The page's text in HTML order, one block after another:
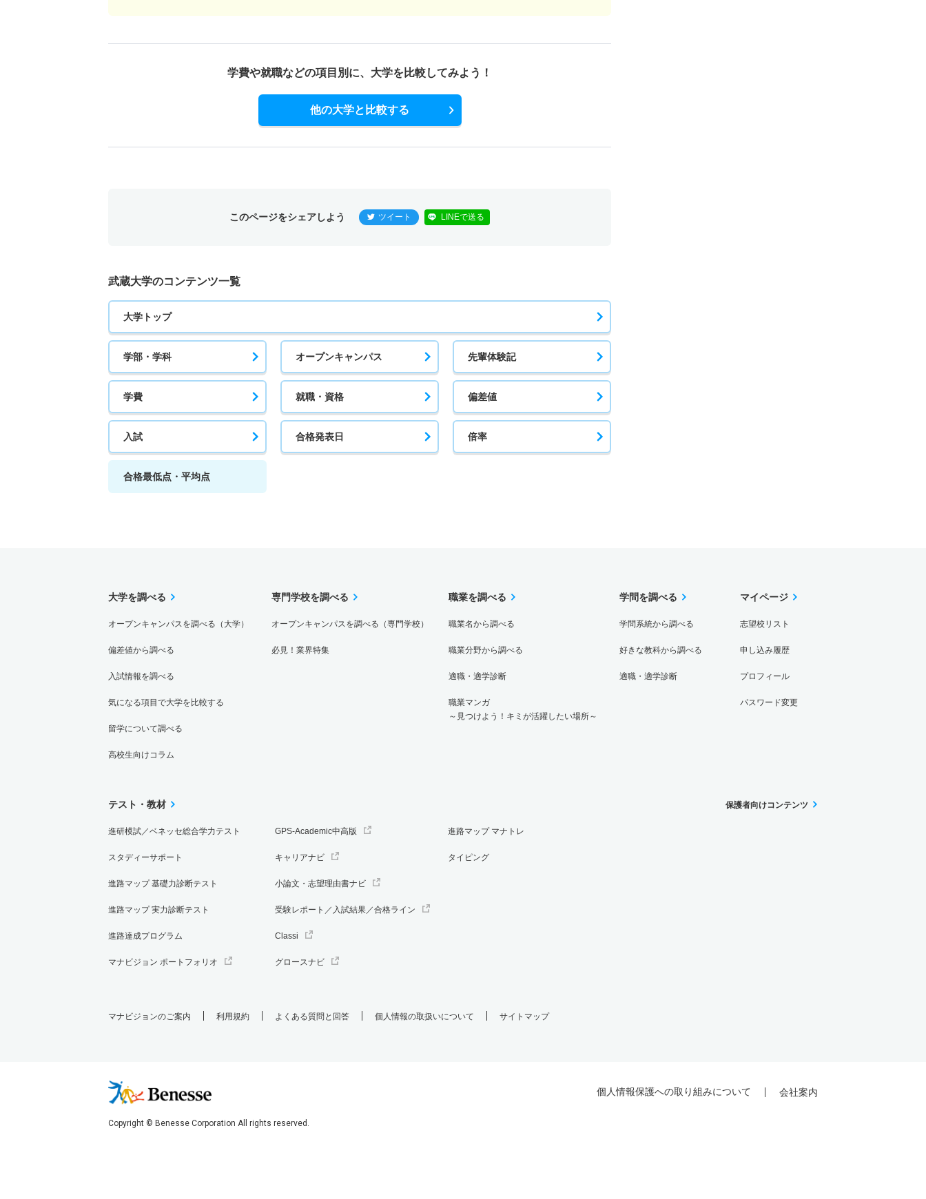
学費や就職などの項目別に、 大学を比較してみよう！
他の大学と比較する
このページをシェアしよう ツイート LINEで送る
武蔵大学のコンテンツ一覧
大学トップ
学部・学科 オープンキャンパス 先輩体験記
学費 就職・資格 偏差値
入試 合格発表日 倍率
合格最低点・平均点
大学を調べる
オープンキャンパスを調べる（大学）
偏差値から調べる
入試情報を調べる
気になる項目で大学を比較する
留学について調べる
高校生向けコラム
専門学校を調べる
オープンキャンパスを調べる（専門学校）
必見！業界特集
職業を調べる
職業名から調べる
職業分野から調べる
適職・適学診断
職業マンガ
～見つけよう！キミが活躍したい場所～
学問を調べる
学問系統から調べる
好きな教科から調べる
適職・適学診断
マイページ
志望校リスト
申し込み履歴
プロフィール
パスワード変更
テスト・教材
進研模試／ベネッセ総合学力テスト
スタディーサポート
進路マップ 基礎力診断テスト
進路マップ 実力診断テスト
進路達成プログラム
マナビジョン ポートフォリオ
GPS-Academic中高版
キャリアナビ
小論文・志望理由書ナビ
受験レポート／入試結果／合格ライン
Classi
グロースナビ
進路マップ マナトレ
タイピング
保護者向けコンテンツ
マナビジョンのご案内 利用規約 よくある質問と回答 個人情報の取扱いについて サイトマップ
個人情報保護への取り組みについて 会社案内
Copyright © Benesse Corporation All rights reserved.